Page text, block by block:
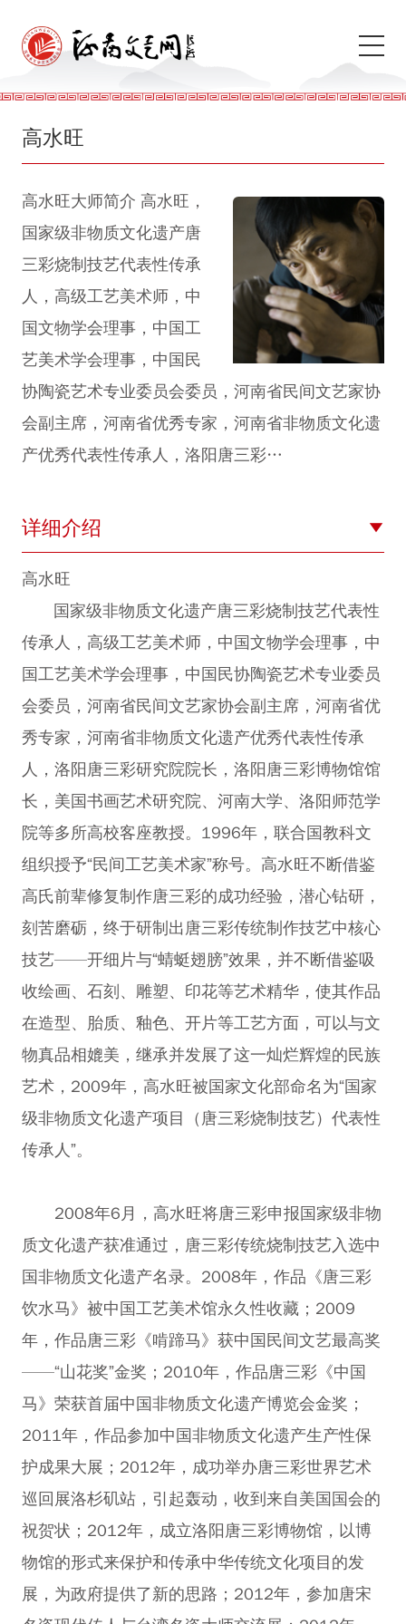
高水旺
高水旺大师简介 高水旺，
国家级非物质文化遗产唐
三彩烧制技艺代表性传承
人，高级工艺美术师，中
国文物学会理事，中国工
艺美术学会理事，中国民
协陶瓷艺术专业委员会委员，河南省民间文艺家协
会副主席，河南省优秀专家，河南省非物质文化遗
产优秀代表性传承人，洛阳唐三彩…
详细介绍
高水旺
国家级非物质文化遗产唐三彩烧制技艺代表性
传承人，高级工艺美术师，中国文物学会理事，中
国工艺美术学会理事，中国民协陶瓷艺术专业委员
会委员，河南省民间文艺家协会副主席，河南省优
秀专家，河南省非物质文化遗产优秀代表性传承
人，洛阳唐三彩研究院院长，洛阳唐三彩博物馆馆
长，美国书画艺术研究院、河南大学、洛阳师范学
院等多所高校客座教授。1996年，联合国教科文
组织授予“民间工艺美术家”称号。高水旺不断借鉴
高氏前辈修复制作唐三彩的成功经验，潜心钻研，
刻苦磨砺，终于研制出唐三彩传统制作技艺中核心
技艺——开细片与“蜻蜓翅膀”效果，并不断借鉴吸
收绘画、石刻、雕塑、印花等艺术精华，使其作品
在造型、胎质、釉色、开片等工艺方面，可以与文
物真品相媲美，继承并发展了这一灿烂辉煌的民族
艺术，2009年，高水旺被国家文化部命名为“国家
级非物质文化遗产项目（唐三彩烧制技艺）代表性
传承人”。
2008年6月，高水旺将唐三彩申报国家级非物
质文化遗产获准通过，唐三彩传统烧制技艺入选中
国非物质文化遗产名录。2008年，作品《唐三彩
饮水马》被中国工艺美术馆永久性收藏；2009
年，作品唐三彩《啃蹄马》获中国民间文艺最高奖
——“山花奖”金奖；2010年，作品唐三彩《中国
马》荣获首届中国非物质文化遗产博览会金奖；
2011年，作品参加中国非物质文化遗产生产性保
护成果大展；2012年，成功举办唐三彩世界艺术
巡回展洛杉矶站，引起轰动，收到来自美国国会的
祝贺状；2012年，成立洛阳唐三彩博物馆，以博
物馆的形式来保护和传承中华传统文化项目的发
展，为政府提供了新的思路；2012年，参加唐宋